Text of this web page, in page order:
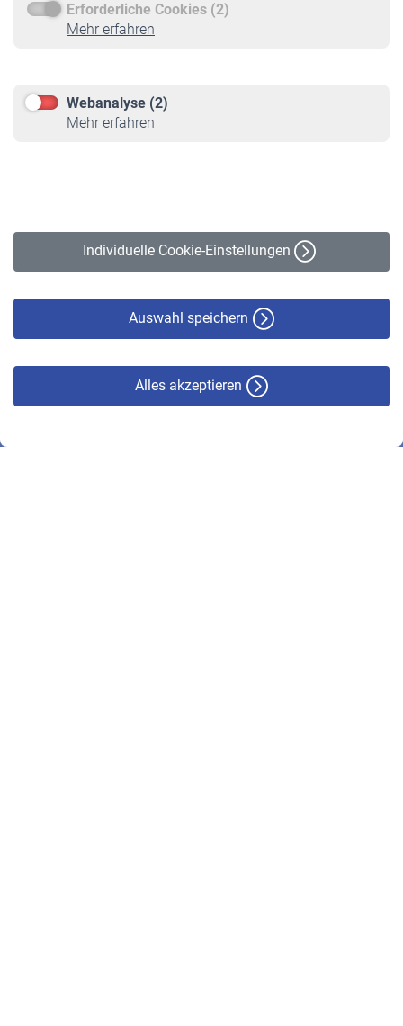
Erforderliche Cookies (2)
Mehr erfahren
Webanalyse (2)
Mehr erfahren
Individuelle Cookie-Einstellungen
Auswahl speichern
Alles akzeptieren
Service
Informationen
Online-Rechner
VBLnewsletter
Erklärung zur Barrierefreiheit
© VBL 2026